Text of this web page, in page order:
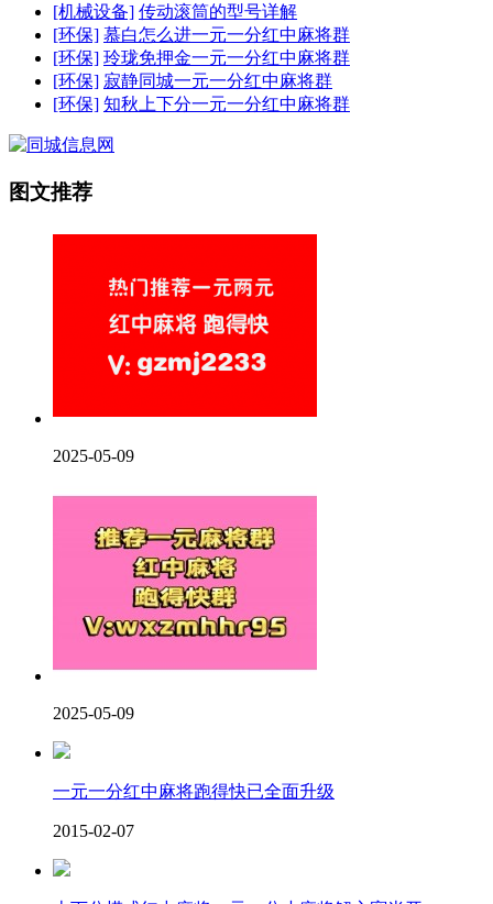
[机械设备] 传动滚筒的型号详解
[环保] 慕白怎么进一元一分红中麻将群
[环保] 玲珑免押金一元一分红中麻将群
[环保] 寂静同城一元一分红中麻将群
[环保] 知秋上下分一元一分红中麻将群
图文推荐
2025-05-09
2025-05-09
一元一分红中麻将跑得快已全面升级
2015-02-07